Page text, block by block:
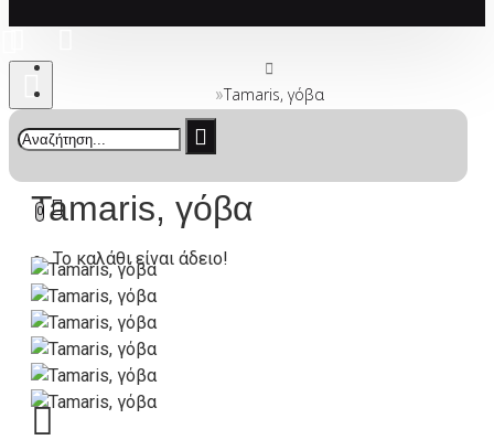
0
Το καλάθι είναι άδειο!
Tamaris, γόβα
Tamaris, γόβα